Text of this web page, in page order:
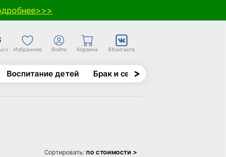
МСК Избранное Войти Корзина ВКонтакте
Воспитание детей Брак и семья
Сортировать:по стоимости >